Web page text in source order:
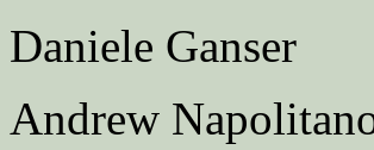
Daniele Ganser
Andrew